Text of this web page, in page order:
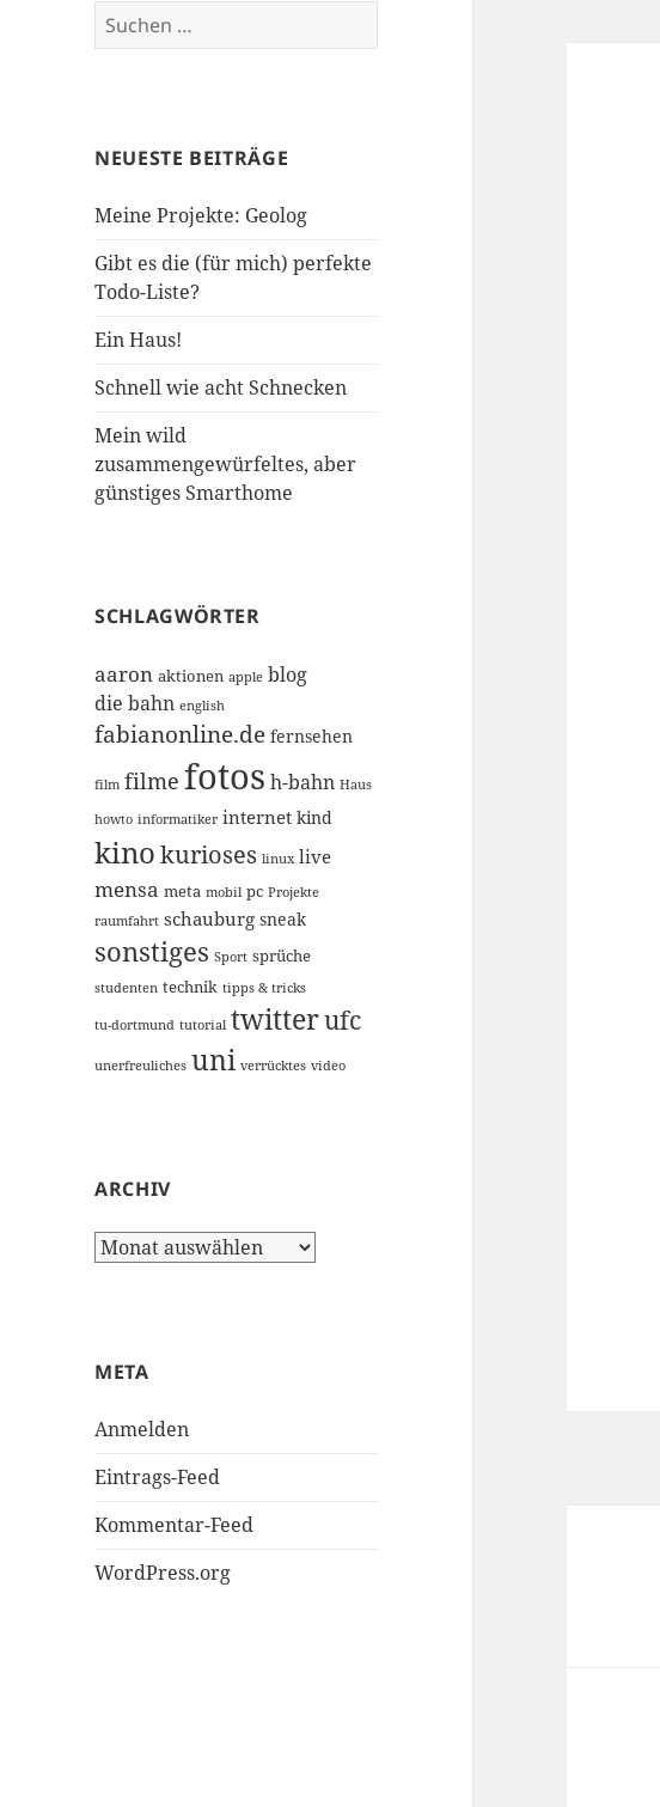
Suchen
nach:
NEUESTE BEITRÄGE
Meine Projekte: Geolog
Gibt es die (für mich) perfekte
Todo-Liste?
Ein Haus!
Schnell wie acht Schnecken
Mein wild
zusammengewürfeltes, aber
günstiges Smarthome
SCHLAGWÖRTER
aaron aktionen apple blog
die bahn english
fabianonline.de fernsehen
film filme fotos h-bahn Haus
howto informatiker internet kind
kinokurioses linux live
mensa meta mobil pc Projekte
raumfahrt schauburg sneak
sonstiges Sport sprüche
studenten technik tipps & tricks
tu-dortmund tutorial twitterufc
unerfreuliches uni verrücktes video
ARCHIV
Archiv
META
Anmelden
Eintrags-Feed
Kommentar-Feed
WordPress.org